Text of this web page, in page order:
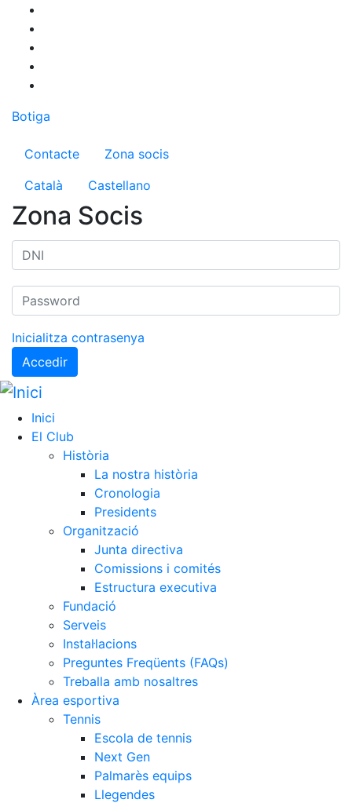
contingut
Botiga
Menú del compte d'usuari
Contacte
Zona socis
Català
Castellano
Zona Socis
Inicialitza contrasenya
Accedir
Inici
El Club
Història
La nostra història
Cronologia
Presidents
Organització
Junta directiva
Comissions i comités
Estructura executiva
Fundació
Serveis
Instal·lacions
Preguntes Freqüents (FAQs)
Treballa amb nosaltres
Àrea esportiva
Tennis
Escola de tennis
Next Gen
Palmarès equips
Llegendes